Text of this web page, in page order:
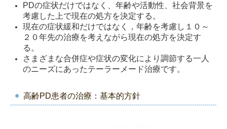
PDの症状だけではなく、年齢や活動性、社会背景を
考慮した上で現在の処方を決定する。
現在の症状緩和だけではなく，年齢を考慮し１０～
２０年先の治療を考えながら現在の処方を決定す
る。
さまざまな合併症や症状の変化により調節する一人
のニーズにあったテーラーメード治療です。
高齢PD患者の治療：基本的方針